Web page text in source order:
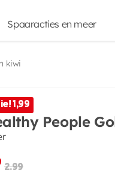
Spaaracties en meer
kiwi
1,99
People
2.99